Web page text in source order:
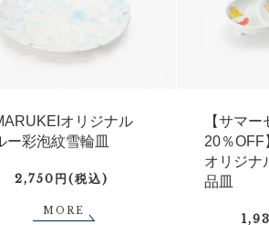
オリジナル
ー彩泡紋雪輪皿
2,750円(税込)
MORE
【サマ
20％OFF
オリジ
品皿